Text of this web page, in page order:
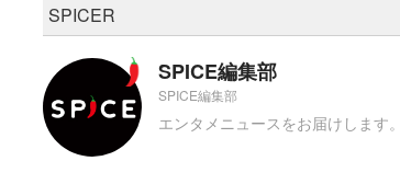
SPICER
SPICE編集部
SPICE編集部
エンタメニュースをお届けします。